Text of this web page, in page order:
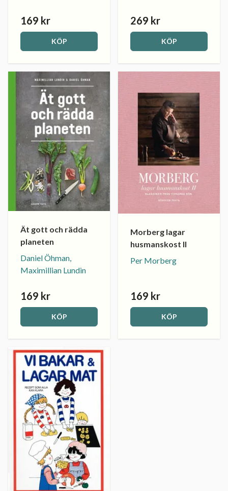
169 kr
KÖP
269 kr
KÖP
Ät gott och rädda
planeten
Daniel Öhman,
Maximillian Lundin
169 kr
KÖP
Morberg lagar
husmanskost II
Per Morberg
169 kr
KÖP